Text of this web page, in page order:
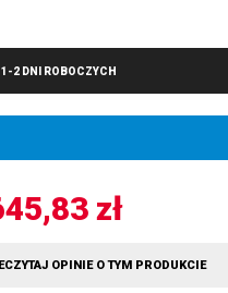
2 DNI ROBOCZYCH
zł
OPINIE O TYM PRODUKCIE